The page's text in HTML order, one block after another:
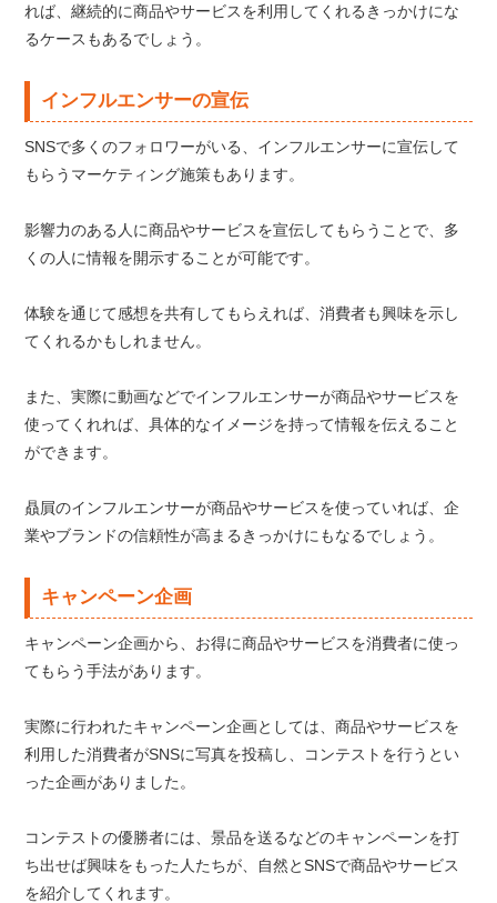
れば、継続的に商品やサービスを利用してくれるきっかけにな
るケースもあるでしょう。
インフルエンサーの宣伝
SNSで多くのフォロワーがいる、インフルエンサーに宣伝して
もらうマーケティング施策もあります。
影響力のある人に商品やサービスを宣伝してもらうことで、多
くの人に情報を開示することが可能です。
体験を通じて感想を共有してもらえれば、消費者も興味を示し
てくれるかもしれません。
また、実際に動画などでインフルエンサーが商品やサービスを
使ってくれれば、具体的なイメージを持って情報を伝えること
ができます。
贔屓のインフルエンサーが商品やサービスを使っていれば、企
業やブランドの信頼性が高まるきっかけにもなるでしょう。
キャンペーン企画
キャンペーン企画から、お得に商品やサービスを消費者に使っ
てもらう手法があります。
実際に行われたキャンペーン企画としては、商品やサービスを
利用した消費者がSNSに写真を投稿し、コンテストを行うとい
った企画がありました。
コンテストの優勝者には、景品を送るなどのキャンペーンを打
ち出せば興味をもった人たちが、自然とSNSで商品やサービス
を紹介してくれます。